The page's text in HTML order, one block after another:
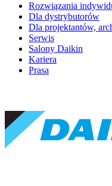
Rozwiązania
Dla dystrybutorów
Dla projektantów,
Serwis
Salony Daikin
Kariera
Prasa